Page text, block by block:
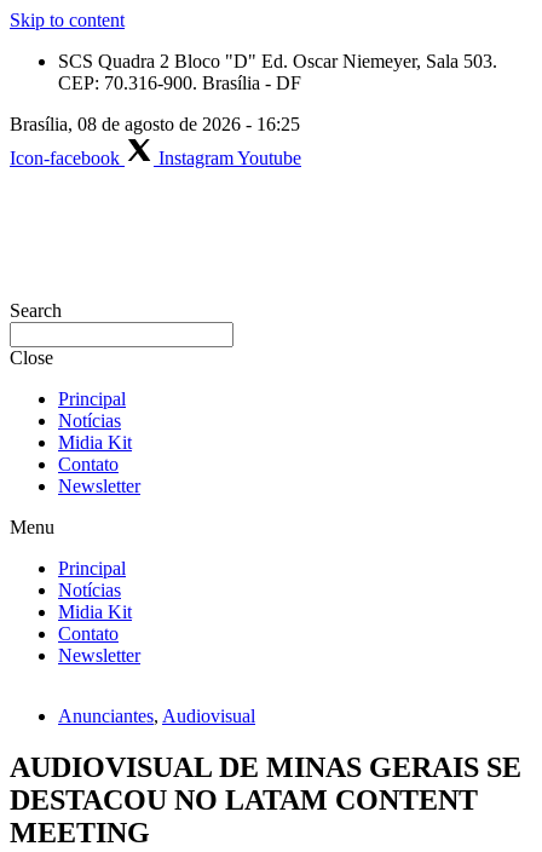
Skip to content
SCS Quadra 2 Bloco "D" Ed. Oscar Niemeyer, Sala 503.
CEP: 70.316-900. Brasília - DF
Brasília, 08 de agosto de 2026 - 16:25
Icon-facebook
InstagramYoutube
Search
Close
Principal
Notícias
Midia Kit
Contato
Newsletter
Menu
Principal
Notícias
Midia Kit
Contato
Newsletter
Anunciantes, Audiovisual
AUDIOVISUAL DE MINAS GERAIS SE
DESTACOU NO LATAM CONTENT
MEETING